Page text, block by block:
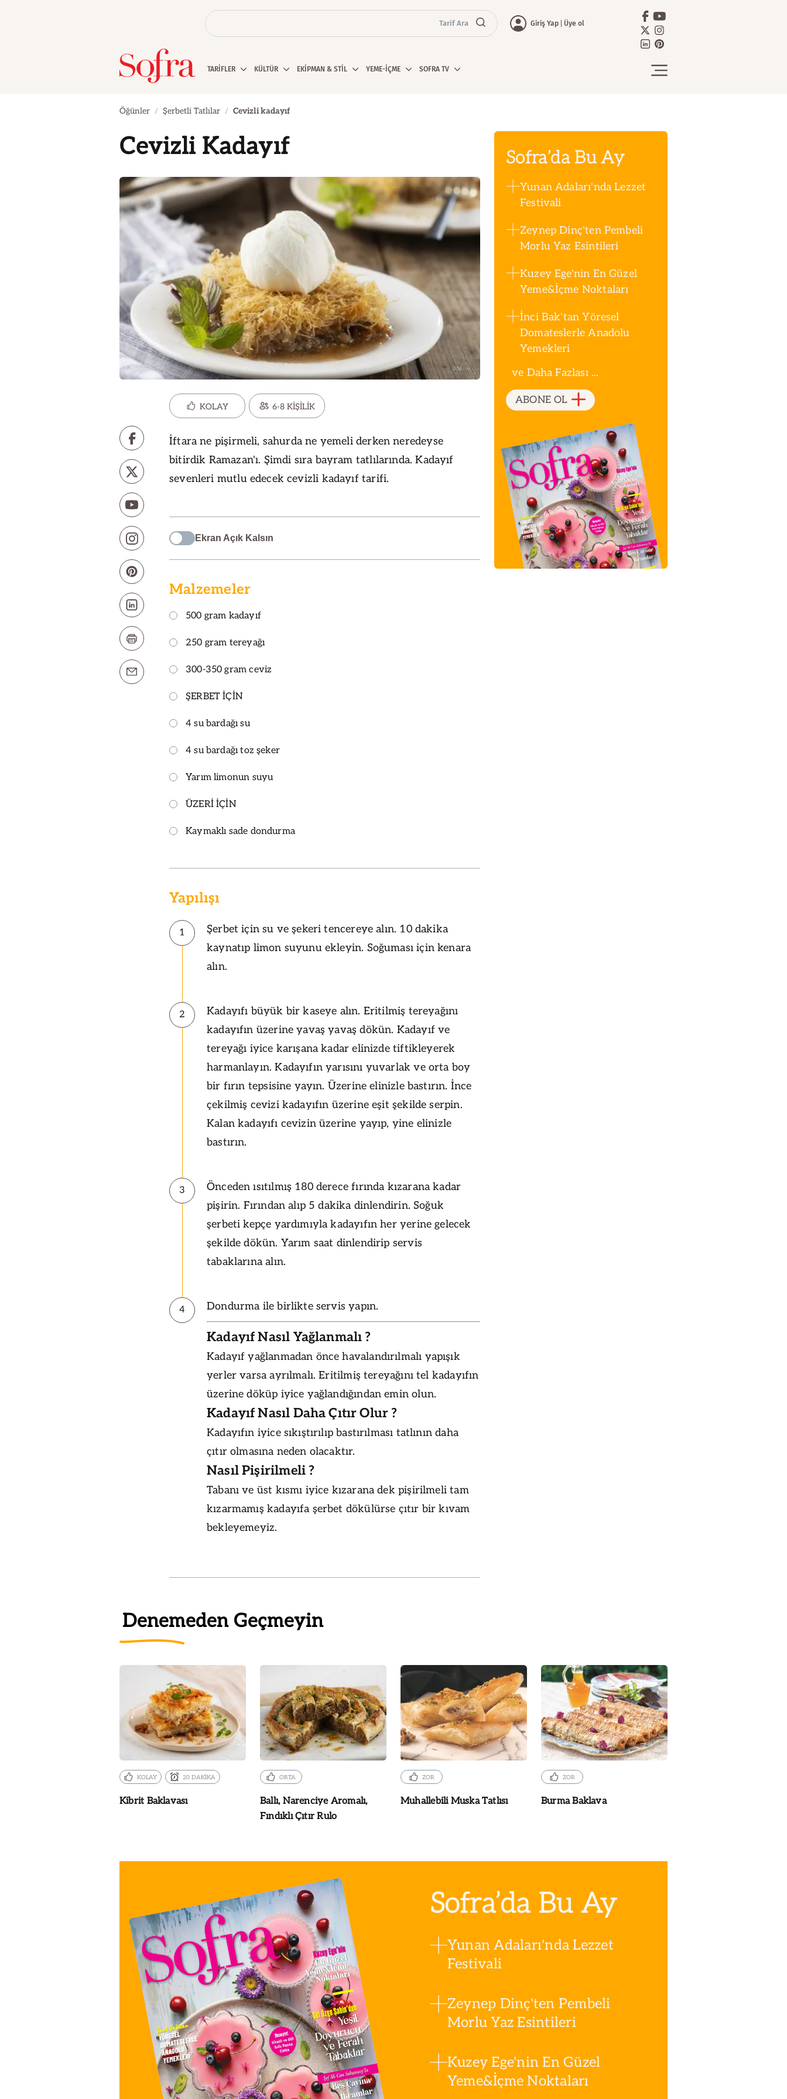
Tarif Ara Giriş Yap Üye ol
TARİFLER KÜLTÜR EKİPMAN & STİL YEME-İÇME SOFRA TV
Öğünler Şerbetli Tatlılar Cevizli kadayıf
Cevizli Kadayıf
KOLAY 6-8 KİŞİLİK
İftara ne pişirmeli, sahurda ne yemeli derken neredeyse
bitirdik Ramazan'ı. Şimdi sıra bayram tatlılarında. Kadayıf
sevenleri mutlu edecek cevizli kadayıf tarifi.
Ekran Açık Kalsın
Malzemeler
500 gram kadayıf
250 gram tereyağı
300-350 gram ceviz
ŞERBET İÇİN
4 su bardağı su
4 su bardağı toz şeker
Yarım limonun suyu
ÜZERİ İÇİN
Kaymaklı sade dondurma
Yapılışı
1
Şerbet için su ve şekeri tencereye alın. 10 dakika
kaynatıp limon suyunu ekleyin. Soğuması için kenara
alın.
2
Kadayıfı büyük bir kaseye alın. Eritilmiş tereyağını
kadayıfın üzerine yavaş yavaş dökün. Kadayıf ve
tereyağı iyice karışana kadar elinizde tiftikleyerek
harmanlayın. Kadayıfın yarısını yuvarlak ve orta boy
bir fırın tepsisine yayın. Üzerine elinizle bastırın. İnce
çekilmiş cevizi kadayıfın üzerine eşit şekilde serpin.
Kalan kadayıfı cevizin üzerine yayıp, yine elinizle
bastırın.
3
Önceden ısıtılmış 180 derece fırında kızarana kadar
pişirin. Fırından alıp 5 dakika dinlendirin. Soğuk
şerbeti kepçe yardımıyla kadayıfın her yerine gelecek
şekilde dökün. Yarım saat dinlendirip servis
tabaklarına alın.
4 Dondurma ile birlikte servis yapın.
Kadayıf Nasıl Yağlanmalı ?
Kadayıf yağlanmadan önce havalandırılmalı yapışık
yerler varsa ayrılmalı. Eritilmiş tereyağını tel kadayıfın
üzerine döküp iyice yağlandığından emin olun.
Kadayıf Nasıl Daha Çıtır Olur ?
Kadayıfın iyice sıkıştırılıp bastırılması tatlının daha
çıtır olmasına neden olacaktır.
Nasıl Pişirilmeli ?
Tabanı ve üst kısmı iyice kızarana dek pişirilmeli tam
kızarmamış kadayıfa şerbet dökülürse çıtır bir kıvam
bekleyemeyiz.
Sofra’da Bu Ay
Yunan Adaları'nda Lezzet
Festivali
Zeynep Dinç'ten Pembeli
Morlu Yaz Esintileri
Kuzey Ege'nin En Güzel
Yeme&İçme Noktaları
İnci Bak'tan Yöresel
Domateslerle Anadolu
Yemekleri
ve Daha Fazlası ...
ABONE OL
Denemeden Geçmeyin
KOLAY 20 DAKİKA
Kibrit Baklavası
ORTA
Ballı, Narenciye Aromalı,
Fındıklı Çıtır Rulo
ZOR
Muhallebili Muska Tatlısı
ZOR
Burma Baklava
Sofra’da Bu Ay
Yunan Adaları'nda Lezzet
Festivali
Zeynep Dinç'ten Pembeli
Morlu Yaz Esintileri
Kuzey Ege'nin En Güzel
Yeme&İçme Noktaları